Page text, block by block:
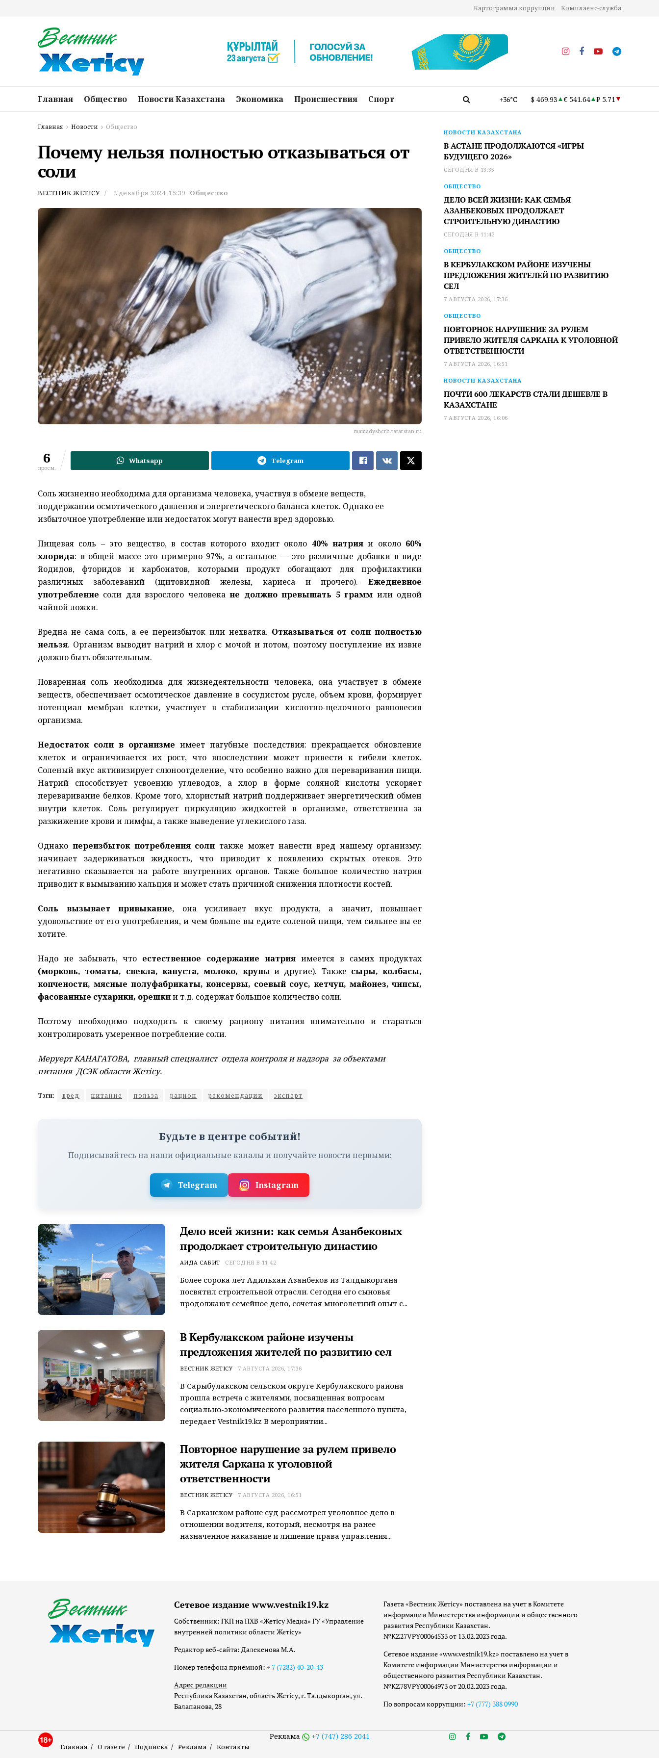
Картограмма коррупции Комплаенс-служба
Главная Общество Новости Казахстана Экономика Происшествия Спорт +36°C $ 469.93 € 541.64 ₽ 5.71
Главная Новости Общество
Почему нельзя полностью отказываться от
соли
ВЕСТНИК ЖЕТІСУ 2 декабря 2024, 15:39 Общество
mamadyshcrb.tatarstan.ru
6
просм.
Whatsapp Telegram
Соль жизненно необходима для организма человека, участвуя в обмене веществ,
поддержании осмотического давления и энергетического баланса клеток. Однако ее
избыточное употребление или недостаток могут нанести вред здоровью.
Пищевая соль – это вещество, в состав которого входит около 40% натрияи около 60%
хлорида: в общей массе это примерно 97%, а остальное — это различные добавки в виде
йодидов, фторидов и карбонатов, которыми продукт обогащают для профилактики
различных заболеваний (щитовидной железы, кариеса и прочего).Ежедневное
употребление соли для взрослого человекане должно превышать 5 грамм или одной
чайной ложки.
Вредна не сама соль, а ее переизбыток или нехватка. Отказываться от соли полностью
нельзя. Организм выводит натрий и хлор с мочой и потом, поэтому поступление их извне
должно быть обязательным.
Поваренная соль необходима для жизнедеятельности человека, она участвует в обмене
веществ, обеспечивает осмотическое давление в сосудистом русле, объем крови, формирует
потенциал мембран клетки, участвует в стабилизации кислотно-щелочного равновесия
организма.
Недостаток соли в организме имеет пагубные последствия: прекращается обновление
клеток и ограничивается их рост, что впоследствии может привести к гибели клеток.
Соленый вкус активизирует слюноотделение, что особенно важно для переваривания пищи.
Натрий способствует усвоению углеводов, а хлор в форме соляной кислоты ускоряет
переваривание белков. Кроме того, хлористый натрий поддерживает энергетический обмен
внутри клеток. Соль регулирует циркуляцию жидкостей в организме, ответственна за
разжижение крови и лимфы, а также выведение углекислого газа.
Однако переизбыток потребления соли также может нанести вред нашему организму:
начинает задерживаться жидкость, что приводит к появлению скрытых отеков. Это
негативно сказывается на работе внутренних органов. Также большое количество натрия
приводит к вымыванию кальция и может стать причиной снижения плотности костей.
Соль вызывает привыкание, она усиливает вкус продукта, а значит, повышает
удовольствие от его употребления, и чем больше вы едите соленой пищи, тем сильнее вы ее
хотите.
Надо не забывать, что естественное содержание натрия имеется в самих продуктах
(морковь, томаты, свекла, капуста, молоко, крупы и другие). Также сыры, колбасы,
копчености, мясные полуфабрикаты, консервы, соевый соус, кетчуп, майонез, чипсы,
фасованные сухарики, орешкии т.д. содержат большое количество соли.
Поэтому необходимо подходить к своему рациону питания внимательно и стараться
контролировать умеренное потребление соли.
Меруерт КАНАГАТОВА, главный специалист отдела контроля и надзора за объектами
питания ДСЭК области Жетісу.
Тэги: вред питание польза рацион рекомендации эксперт
Будьте в центре событий!
Подписывайтесь на наши официальные каналы и получайте новости первыми:
Telegram Instagram
Дело всей жизни: как семья Азанбековых
продолжает строительную династию
АИДА САБИТ СЕГОДНЯ В 11:42
Более сорока лет Адильхан Азанбеков из Талдыкоргана
посвятил строительной отрасли. Сегодня его сыновья
продолжают семейное дело, сочетая многолетний опыт с...
В Кербулакском районе изучены
предложения жителей по развитию сел
ВЕСТНИК ЖЕТІСУ 7 АВГУСТА 2026, 17:36
В Сарыбулакском сельском округе Кербулакского района
прошла встреча с жителями, посвященная вопросам
социально-экономического развития населенного пункта,
передает Vestnik19.kz В мероприятии...
Повторное нарушение за рулем привело
жителя Саркана к уголовной
ответственности
ВЕСТНИК ЖЕТІСУ 7 АВГУСТА 2026, 16:51
В Сарканском районе суд рассмотрел уголовное дело в
отношении водителя, который, несмотря на ранее
назначенное наказание и лишение права управления...
НОВОСТИ КАЗАХСТАНА
В АСТАНЕ ПРОДОЛЖАЮТСЯ «ИГРЫ
БУДУЩЕГО 2026»
СЕГОДНЯ В 13:35
ОБЩЕСТВО
ДЕЛО ВСЕЙ ЖИЗНИ: КАК СЕМЬЯ
АЗАНБЕКОВЫХ ПРОДОЛЖАЕТ
СТРОИТЕЛЬНУЮ ДИНАСТИЮ
СЕГОДНЯ В 11:42
ОБЩЕСТВО
В КЕРБУЛАКСКОМ РАЙОНЕ ИЗУЧЕНЫ
ПРЕДЛОЖЕНИЯ ЖИТЕЛЕЙ ПО РАЗВИТИЮ
СЕЛ
7 АВГУСТА 2026, 17:36
ОБЩЕСТВО
ПОВТОРНОЕ НАРУШЕНИЕ ЗА РУЛЕМ
ПРИВЕЛО ЖИТЕЛЯ САРКАНА К УГОЛОВНОЙ
ОТВЕТСТВЕННОСТИ
7 АВГУСТА 2026, 16:51
НОВОСТИ КАЗАХСТАНА
ПОЧТИ 600 ЛЕКАРСТВ СТАЛИ ДЕШЕВЛЕ В
КАЗАХСТАНЕ
7 АВГУСТА 2026, 16:06
Сетевое издание www.vestnik19.kz
Собственник: ГКП на ПХВ «Жетісу Медиа» ГУ «Управление
внутренней политики области Жетісу»
Редактор веб-сайта: Далекенова М.А.
Номер телефона приёмной: + 7 (7282) 40-20-43
Адрес редакции
Республика Казахстан, область Жетісу, г. Талдыкорган, ул.
Балапанова, 28
Газета «Вестник Жетісу» поставлена на учет в Комитете
информации Министерства информации и общественного
развития Республики Казахстан.
№KZ27VPY00064533 от 13.02.2023 года.
Сетевое издание «www.vestnik19.kz» поставлено на учет в
Комитете информации Министерства информации и
общественного развития Республики Казахстан.
№KZ78VPY00064973 от 20.02.2023 года.
По вопросам коррупции: +7 (777) 388 0990
Главная О газете Подписка Реклама Контакты
Реклама +7 (747) 286 2041